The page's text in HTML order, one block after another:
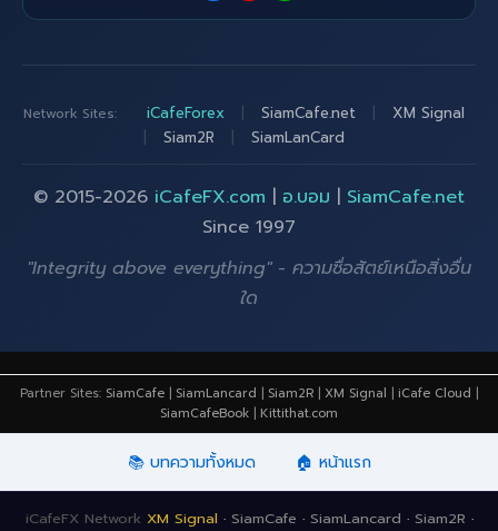
Network Sites: iCafeForex SiamCafe.net
XM Signal
Siam2R SiamLanCard
© 2015-2026 iCafeFX.com | อ.บอม | SiamCafe.net
Since 1997
"Integrity above everything" - ความซื่อสัตย์เหนือสิ่งอื่น
ใด
Partner Sites: SiamCafe | SiamLancard | Siam2R | XM Signal | iCafe Cloud |
SiamCafeBook | Kittithat.com
📚 บทความทั้งหมด 🏠 หน้าแรก
iCafeFX Network XM Signal · SiamCafe · SiamLancard · Siam2R ·